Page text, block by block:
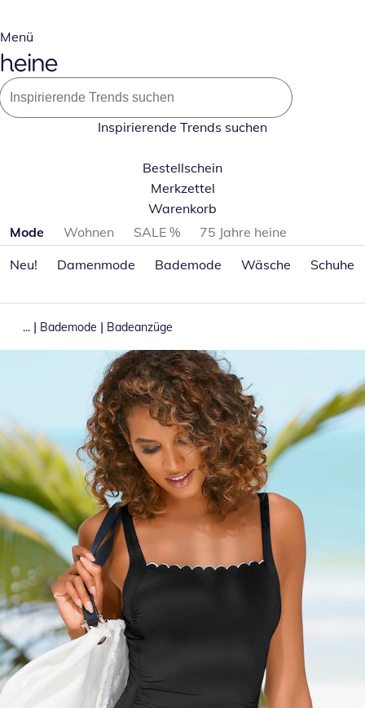
Menü
Inspirierende Trends suchen
Bestellschein
Merkzettel
Warenkorb
Produktkategorien überspringen
Mode Wohnen SALE %
75 Jahre heine
Neu!
Damenmode Bademode Wäsche Schuhe
... | Bademode | Badeanzüge